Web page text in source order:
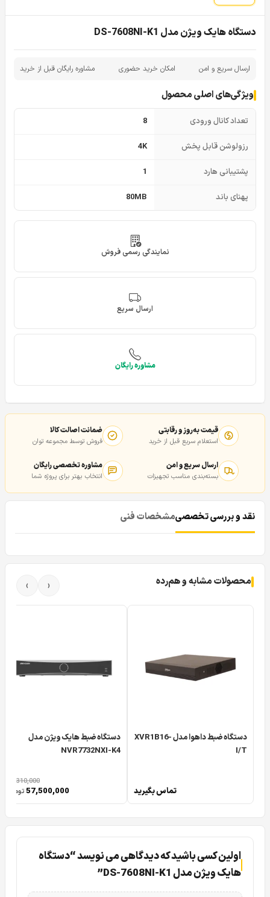
دستگاه هایک ویژن مدل DS-7608NI-K1
ارسال سریع و امن امکان خرید حضوری مشاوره رایگان قبل از خرید
ویژگی‌های اصلی محصول
تعداد کانال ورودی 8
رزولوشن قابل پخش 4K
پشتیبانی هارد 1
پهنای باند 80MB
نمایندگی رسمی فروش
ارسال سریع
مشاوره رایگان
قیمت به‌روز و رقابتی
استعلام سریع قبل از خرید
ضمانت اصالت کالا
فروش توسط مجموعه توان
ارسال سریع و امن
بسته‌بندی مناسب تجهیزات
مشاوره تخصصی رایگان
انتخاب بهتر برای پروژه شما
نقد و بررسی تخصصیمشخصات فنی
محصولات مشابه و هم‌رده ‹
›
دستگاه ضبط داهوا مدل XVR1B16-
I/T
تماس بگیرید
دستگاه ضبط هایک ویژن مدل
NVR7732NXI-K4
73,310,000
57,500,000تومان
اولین کسی باشید که دیدگاهی می نویسد “دستگاه
هایک ویژن مدل DS-7608NI-K1”